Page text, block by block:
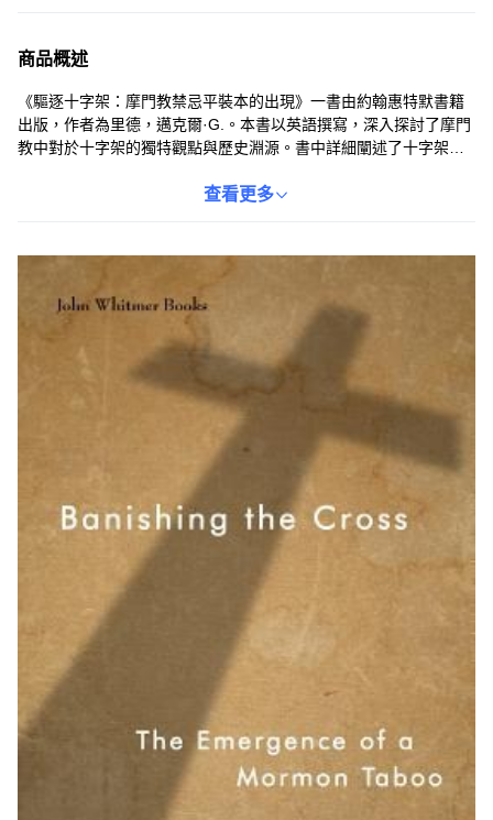
商品概述
《驅逐十字架：摩門教禁忌平裝本的出現》一書由約翰惠特默書籍
出版，作者為里德，邁克爾·G.。本書以英語撰寫，深入探討了摩門
教中對於十字架的獨特觀點與歷史淵源。書中詳細闡述了十字架在
泛使用。本書以平裝本形式呈現，方便讀者閱讀與收藏，適合對宗
查看更多